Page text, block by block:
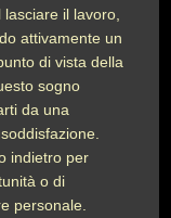
il lavoro,
attivamente un
di vista della
sogno
da una
indietro per
o di
personale.